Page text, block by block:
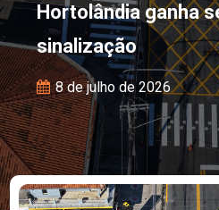
Hortolândia ganha
sinalização
8 de julho de 2026